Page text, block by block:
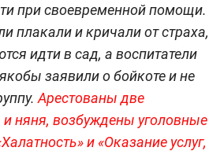
при своевременной помощи.
плакали и кричали от страха,
идти в сад, а воспитатели
заявили о бойкоте и не
Арестованы две
няня, возбуждены уголовные
и «Оказание услуг,